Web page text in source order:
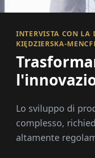
INTERVISTA CON LA
KIĘDZIERSKA-
Lo sviluppo di
complesso,
altamente